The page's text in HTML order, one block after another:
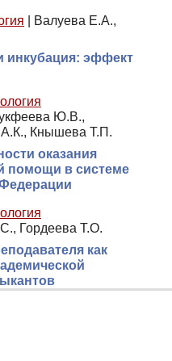
Валуева Е.А.,
инкубация: эффект
Ю.В.,
Кнышева Т.П.
оказания
помощи в системе
Гордеева Т.О.
как